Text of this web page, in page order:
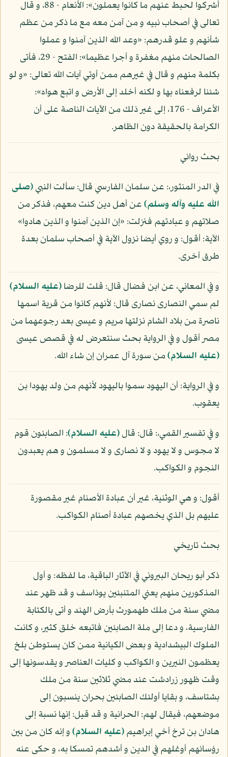
أشركوا لحبط عنهم ما كانوا يعملون»: الأنعام - 88، و قال
تعالى في أصحاب نبيه و من آمن معه مع ما ذكر من عظم
شأنهم و علو قدرهم: «وعد الله الذين آمنوا و عملوا
الصالحات منهم مغفرة و أجرا عظيما»: الفتح - 29، فأتى
بكلمة منهم و قال في غيرهم ممن أوتي آيات الله تعالى: «و لو
شئنا لرفعناه بها و لكنه أخلد إلى الأرض و اتبع هواه»:
الأعراف - 176، إلى غير ذلك من الآيات الناصة على أن
الكرامة بالحقيقة دون الظاهر.
بحث روائي
في الدر المنثور،: عن سلمان الفارسي قال: سألت النبي(صلى
الله عليه وآله وسلم)عن أهل دين كنت معهم، فذكر من
صلاتهم و عبادتهم فنزلت: «إن الذين آمنوا و الذين هادوا»
الآية: أقول: و روي أيضا نزول الآية في أصحاب سلمان بعدة
طرق أخرى.
و في المعاني، عن ابن فضال قال: قلت للرضا(عليه السلام)
لم سمي النصارى نصارى قال: لأنهم كانوا من قرية اسمها
ناصرة من بلاد الشام نزلتها مريم و عيسى بعد رجوعهما من
مصر أقول و في الرواية بحث سنتعرض له في قصص عيسى
(عليه السلام)من سورة آل عمران إن شاء الله.
و في الرواية: أن اليهود سموا باليهود لأنهم من ولد يهودا بن
يعقوب.
و في تفسير القمي،: قال: قال(عليه السلام): الصابئون قوم
لا مجوس و لا يهود و لا نصارى و لا مسلمون و هم يعبدون
النجوم و الكواكب.
أقول: و هي الوثنية، غير أن عبادة الأصنام غير مقصورة
عليهم بل الذي يخصهم عبادة أصنام الكواكب.
بحث تاريخي
ذكر أبو ريحان البيروني في الآثار الباقية، ما لفظه: و أول
المذكورين منهم يعني المتنبئين يوذاسف و قد ظهر عند
مضي سنة من ملك طهمورث بأرض الهند و أتى بالكتابة
الفارسية، و دعا إلى ملة الصابئين فاتبعه خلق كثير، و كانت
الملوك البيشدادية و بعض الكيانية ممن كان يستوطن بلخ
يعظمون النيرين و الكواكب و كليات العناصر و يقدسونها إلى
وقت ظهور زرادشت عند مضي ثلاثين سنة من ملك
بشتاسف، و بقايا أولئك الصابئين بحران ينسبون إلى
موضعهم، فيقال لهم: الحرانية و قد قيل: إنها نسبة إلى
هادان بن ترخ أخي إبراهيم(عليه السلام)و إنه كان من بين
رؤسائهم أوغلهم في الدين و أشدهم تمسكا به، و حكى عنه